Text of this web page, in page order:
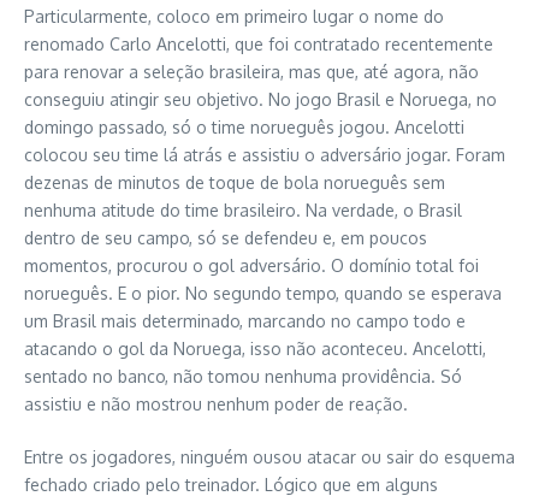
Particularmente, coloco em primeiro lugar o nome do
renomado Carlo Ancelotti, que foi contratado recentemente
para renovar a seleção brasileira, mas que, até agora, não
conseguiu atingir seu objetivo. No jogo Brasil e Noruega, no
domingo passado, só o time norueguês jogou. Ancelotti
colocou seu time lá atrás e assistiu o adversário jogar. Foram
dezenas de minutos de toque de bola norueguês sem
nenhuma atitude do time brasileiro. Na verdade, o Brasil
dentro de seu campo, só se defendeu e, em poucos
momentos, procurou o gol adversário. O domínio total foi
norueguês. E o pior. No segundo tempo, quando se esperava
um Brasil mais determinado, marcando no campo todo e
atacando o gol da Noruega, isso não aconteceu. Ancelotti,
sentado no banco, não tomou nenhuma providência. Só
assistiu e não mostrou nenhum poder de reação.
Entre os jogadores, ninguém ousou atacar ou sair do esquema
fechado criado pelo treinador. Lógico que em alguns